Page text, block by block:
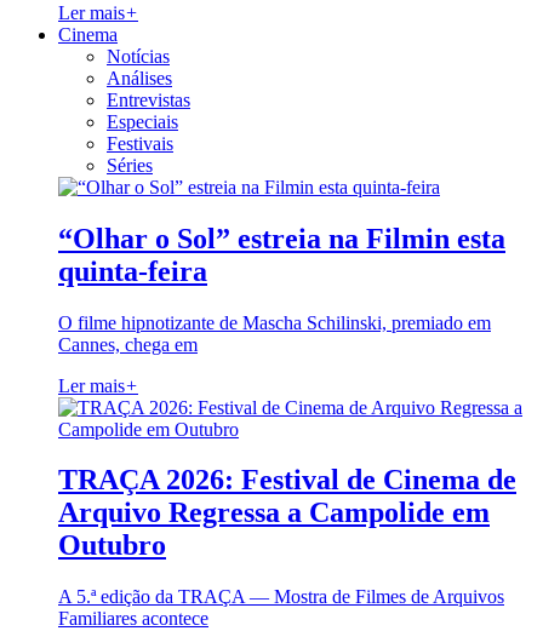
Ler mais+
Cinema
Notícias
Análises
Entrevistas
Especiais
Festivais
Séries
“Olhar o Sol” estreia na Filmin esta
quinta-feira
O filme hipnotizante de Mascha Schilinski, premiado em
Cannes, chega em
Ler mais+
TRAÇA 2026: Festival de Cinema de
Arquivo Regressa a Campolide em
Outubro
A 5.ª edição da TRAÇA — Mostra de Filmes de Arquivos
Familiares acontece